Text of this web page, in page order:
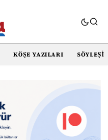
KÖŞE YAZILARI SÖYLEŞI